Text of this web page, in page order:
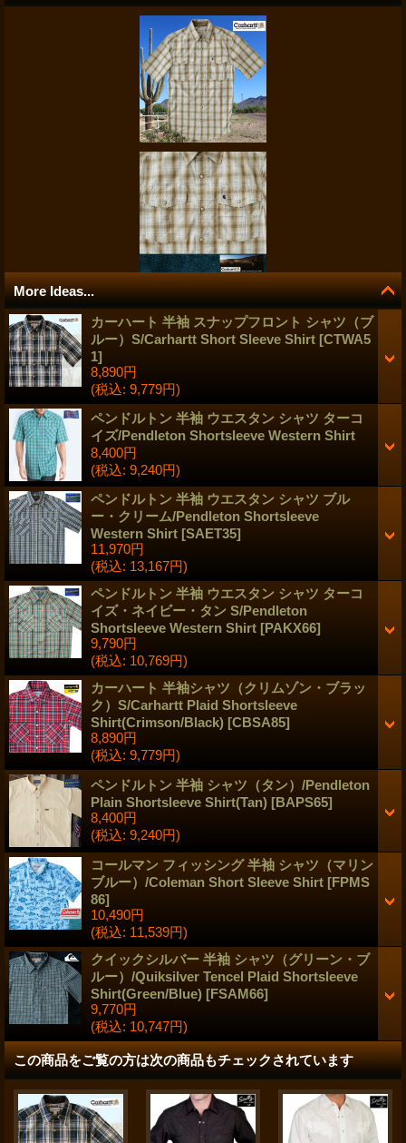
More Ideas...
カーハート 半袖 スナップフロント シャツ（ブ
ルー）S/Carhartt Short Sleeve Shirt [CTWA5
1]
8,890円
(税込: 9,779円)
ペンドルトン 半袖 ウエスタン シャツ ターコ
イズ/Pendleton Shortsleeve Western Shirt
8,400円
(税込: 9,240円)
ペンドルトン 半袖 ウエスタン シャツ ブル
ー・クリーム/Pendleton Shortsleeve
Western Shirt [SAET35]
11,970円
(税込: 13,167円)
ペンドルトン 半袖 ウエスタン シャツ ターコ
イズ・ネイビー・タン S/Pendleton
Shortsleeve Western Shirt [PAKX66]
9,790円
(税込: 10,769円)
カーハート 半袖シャツ（クリムゾン・ブラッ
ク）S/Carhartt Plaid Shortsleeve
Shirt(Crimson/Black) [CBSA85]
8,890円
(税込: 9,779円)
ペンドルトン 半袖 シャツ（タン）/Pendleton
Plain Shortsleeve Shirt(Tan) [BAPS65]
8,400円
(税込: 9,240円)
コールマン フィッシング 半袖 シャツ（マリン
ブルー）/Coleman Short Sleeve Shirt [FPMS
86]
10,490円
(税込: 11,539円)
クイックシルバー 半袖 シャツ（グリーン・ブ
ルー）/Quiksilver Tencel Plaid Shortsleeve
Shirt(Green/Blue) [FSAM66]
9,770円
(税込: 10,747円)
この商品をご覧の方は次の商品もチェックされています